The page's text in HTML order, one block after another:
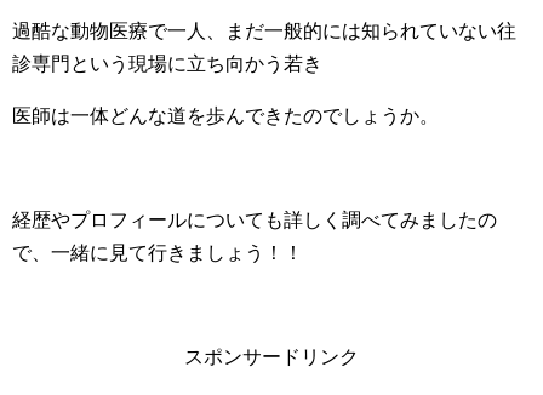
過酷な動物医療で一人、まだ一般的には知られていない往
診専門という現場に立ち向かう若き
医師は一体どんな道を歩んできたのでしょうか。
経歴やプロフィールについても詳しく調べてみましたの
で、一緒に見て行きましょう！！
スポンサードリンク